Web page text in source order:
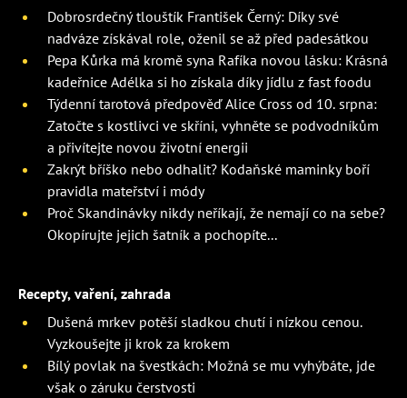
Dobrosrdečný tlouštík František Černý: Díky své
nadváze získával role, oženil se až před padesátkou
Pepa Kůrka má kromě syna Rafíka novou lásku: Krásná
kadeřnice Adélka si ho získala díky jídlu z fast foodu
Týdenní tarotová předpověď Alice Cross od 10. srpna:
Zatočte s kostlivci ve skříni, vyhněte se podvodníkům
a přivítejte novou životní energii
Zakrýt bříško nebo odhalit? Kodaňské maminky boří
pravidla mateřství i módy
Proč Skandinávky nikdy neříkají, že nemají co na sebe?
Okopírujte jejich šatník a pochopíte...
Recepty, vaření, zahrada
Dušená mrkev potěší sladkou chutí i nízkou cenou.
Vyzkoušejte ji krok za krokem
Bílý povlak na švestkách: Možná se mu vyhýbáte, jde
však o záruku čerstvosti